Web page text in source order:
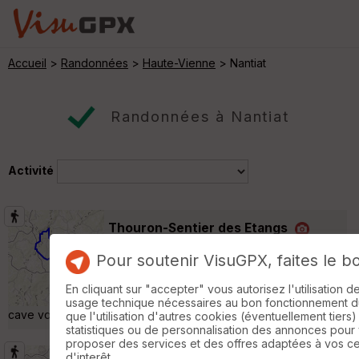
Accueil > Randonnées > Haute-Vienne > Nantiat
Randonnées à Nantiat
Activité
Thouron-Sentier des Etangs
Randonnée Pédestre 13 km 200 m
Des étangs évidement, un vieux bus rouillé
en passant, le déversoir de Tricherie, une
cave voûtée et la meule à grain, agrémentent le parcours. »
Pour soutenir VisuGPX, faites le
En cliquant sur "accepter" vous autorisez l'utilisation
usage technique nécessaires au bon fonctionnement
que l'utilisation d'autres cookies (éventuellement
statistiques ou de personnalisation des annonces pour
proposer des services et des offres adaptées à vos